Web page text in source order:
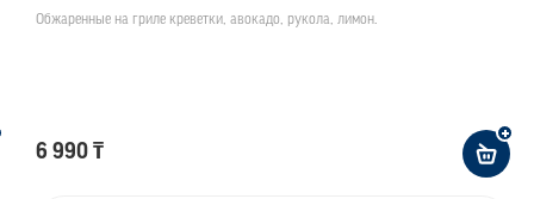
Обжаренные на гриле креветки, авокадо, рукола, лимон.
6 990 ₸